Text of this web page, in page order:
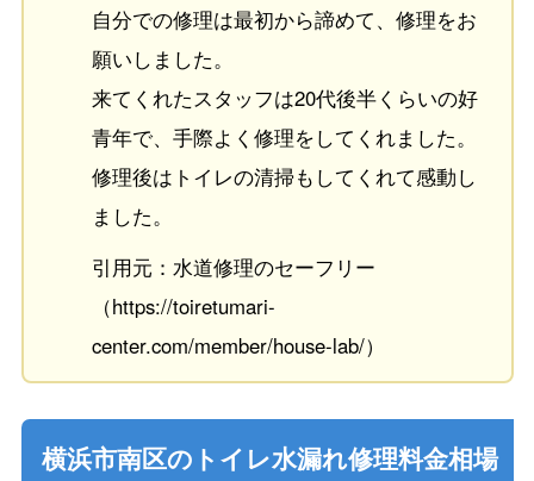
自分での修理は最初から諦めて、修理をお
願いしました。
来てくれたスタッフは20代後半くらいの好
青年で、手際よく修理をしてくれました。
修理後はトイレの清掃もしてくれて感動し
ました。
引用元：水道修理のセーフリー
（https://toiretumari-
center.com/member/house-lab/）
横浜市南区のトイレ水漏れ修理料金相場